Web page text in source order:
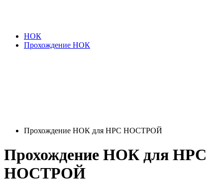
НОК
Прохождение НОК
Прохождение НОК для НРС НОСТРОЙ
Прохождение НОК для НРС
НОСТРОЙ